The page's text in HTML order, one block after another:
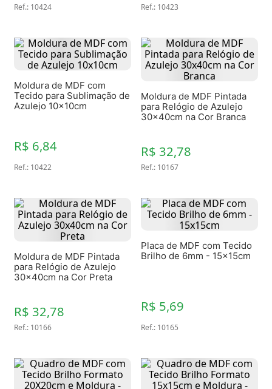
Ref.: 10424 Ref.: 10423
Moldura de MDF com
Tecido para Sublimação de
Azulejo 10x10cm
R$ 6,84
Ref.: 10422
Moldura de MDF Pintada
para Relógio de Azulejo
30x40cm na Cor Branca
R$ 32,78
Ref.: 10167
Moldura de MDF Pintada
para Relógio de Azulejo
30x40cm na Cor Preta
R$ 32,78
Ref.: 10166
Placa de MDF com Tecido
Brilho de 6mm - 15x15cm
R$ 5,69
Ref.: 10165